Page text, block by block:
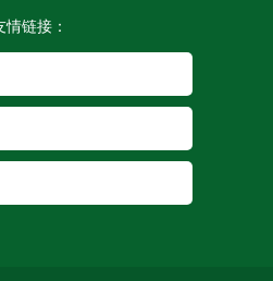
情链接：